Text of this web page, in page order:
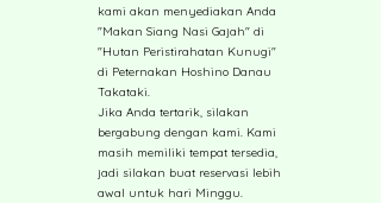
kami akan menyediakan Anda
"Makan Siang Nasi Gajah" di
"Hutan Peristirahatan Kunugi"
di Peternakan Hoshino Danau
Takataki.
Jika Anda tertarik, silakan
bergabung dengan kami. Kami
masih memiliki tempat tersedia,
jadi silakan buat reservasi lebih
awal untuk hari Minggu.